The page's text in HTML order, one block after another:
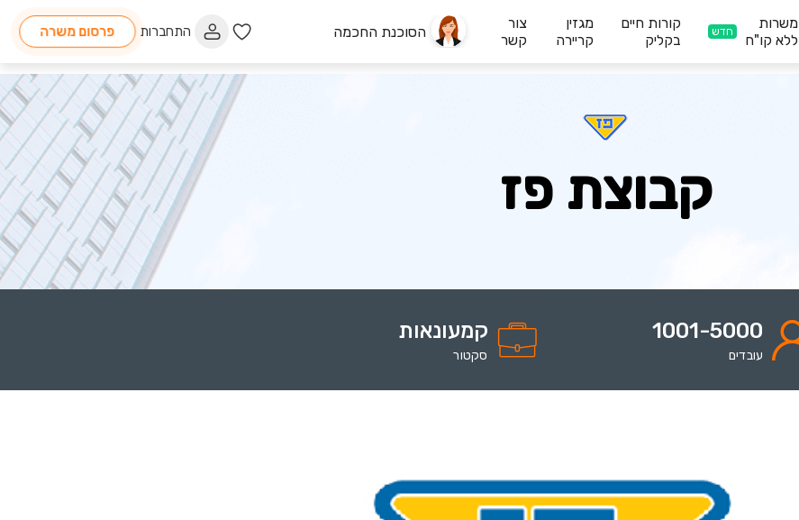
משרות
ללא קו"ח
חדש
קורות חיים
בקליק
מגזין
קריירה
צור
קשר
הסוכנת החכמה התחברות פרסום משרה
קבוצת פז
1001-5000
עובדים
קמעונאות
סקטור